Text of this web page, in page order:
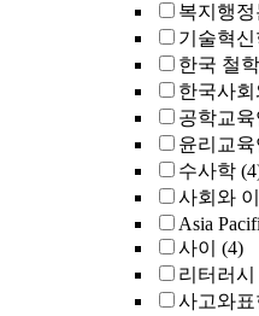
복지행정
기술혁신
한국 철
한국사
공학교육
윤리교육
수사학
사회와
Asia
사이
(4)
리터러시
사고와표